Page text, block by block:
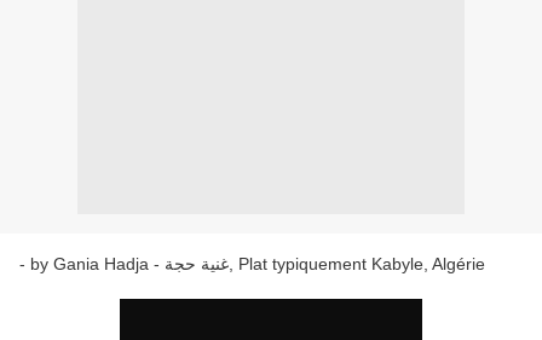
- by Gania Hadja - غنية حجة, Plat typiquement Kabyle, Algérie